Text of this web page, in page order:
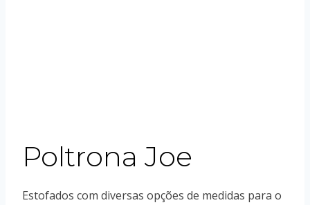
Poltrona Joe
Estofados com diversas opções de medidas para o